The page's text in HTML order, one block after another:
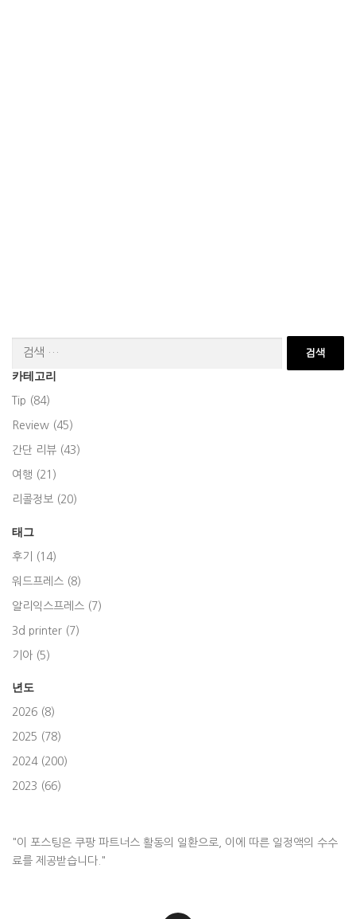
카테고리
Tip (84)
Review (45)
간단 리뷰 (43)
여행 (21)
리콜정보 (20)
태그
후기 (14)
워드프레스 (8)
알리익스프레스 (7)
3d printer (7)
기아 (5)
년도
2026 (8)
2025 (78)
2024 (200)
2023 (66)
"이 포스팅은 쿠팡 파트너스 활동의 일환으로, 이에 따른 일정액의 수수
료를 제공받습니다."